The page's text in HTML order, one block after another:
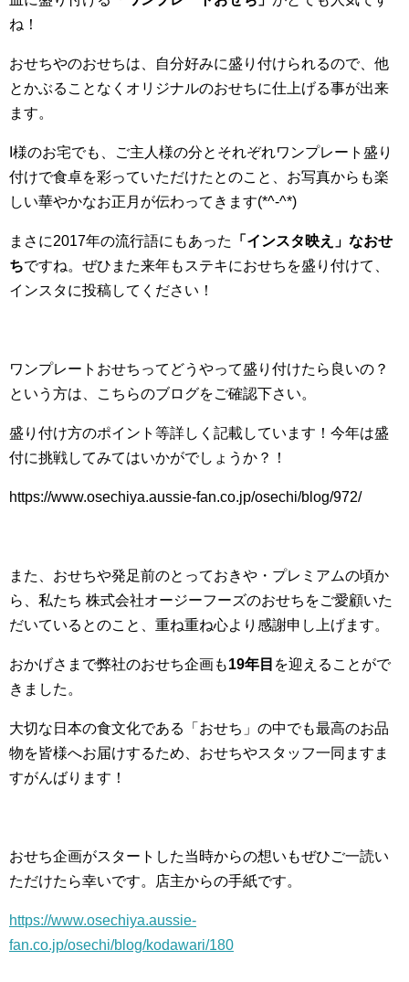
ね！
おせちやのおせちは、自分好みに盛り付けられるので、他
とかぶることなくオリジナルのおせちに仕上げる事が出来
ます。
I様のお宅でも、ご主人様の分とそれぞれワンプレート盛り
付けで食卓を彩っていただけたとのこと、お写真からも楽
しい華やかなお正月が伝わってきます(*^-^*)
まさに2017年の流行語にもあった
「インスタ映え」なおせ
ちですね。ぜひまた来年もステキにおせちを盛り付けて、
インスタに投稿してください！
ワンプレートおせちってどうやって盛り付けたら良いの？
という方は、こちらのブログをご確認下さい。
盛り付け方のポイント等詳しく記載しています！今年は盛
付に挑戦してみてはいかがでしょうか？！
https://www.osechiya.aussie-fan.co.jp/osechi/blog/972/
また、おせちや発足前のとっておきや・プレミアムの頃か
ら、私たち 株式会社オージーフーズのおせちをご愛顧いた
だいているとのこと、重ね重ね心より感謝申し上げます。
おかげさまで弊社のおせち企画も19年目 を迎えることがで
きました。
大切な日本の食文化である「おせち」の中でも最高のお品
物を皆様へお届けするため、おせちやスタッフ一同ますま
すがんばります！
おせち企画がスタートした当時からの想いもぜひご一読い
ただけたら幸いです。店主からの手紙です。
https://www.osechiya.aussie-
fan.co.jp/osechi/blog/kodawari/180